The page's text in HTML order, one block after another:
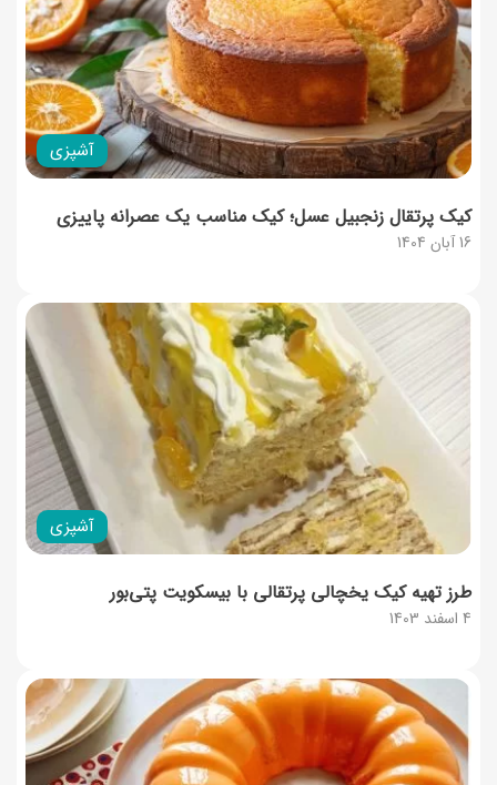
آشپزی
16 آبان 1404
کیک پرتقال زنجبیل عسل؛ کیک مناسب یک عصرانه پاییزی
آشپزی
4 اسفند 1403
طرز تهیه کیک یخچالی پرتقالی با بیسکویت پتی‌بور